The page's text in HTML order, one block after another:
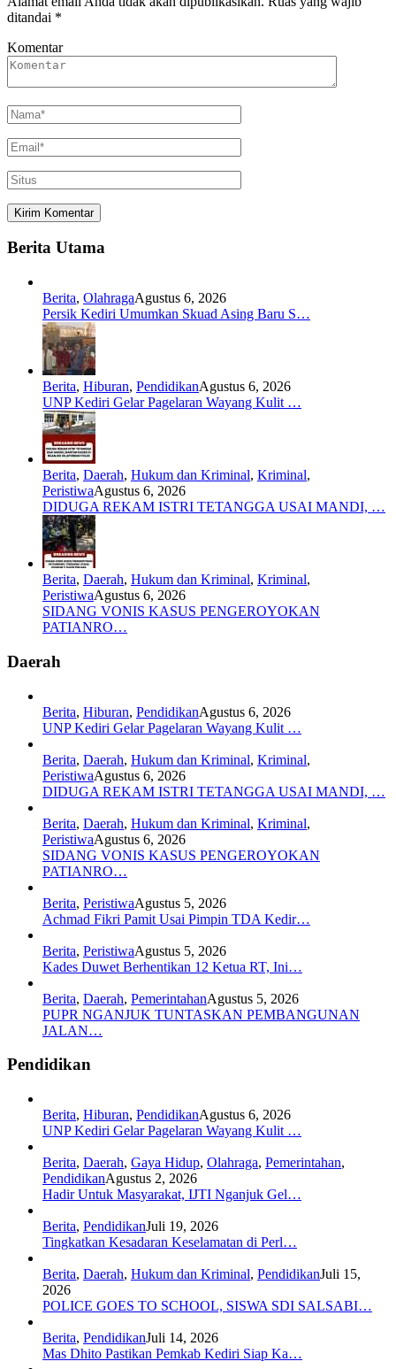
ditandai *
Komentar
Berita Utama
Berita, OlahragaAgustus 6, 2026
Persik Kediri Umumkan Skuad Asing Baru S…
Berita, Hiburan, PendidikanAgustus 6, 2026
UNP Kediri Gelar Pagelaran Wayang Kulit …
Berita, Daerah, Hukum dan Kriminal, Kriminal,
PeristiwaAgustus 6, 2026
DIDUGA REKAM ISTRI TETANGGA USAI MANDI, …
Berita, Daerah, Hukum dan Kriminal, Kriminal,
PeristiwaAgustus 6, 2026
SIDANG VONIS KASUS PENGEROYOKAN
PATIANRO…
Daerah
Berita, Hiburan, PendidikanAgustus 6, 2026
UNP Kediri Gelar Pagelaran Wayang Kulit …
Berita, Daerah, Hukum dan Kriminal, Kriminal,
PeristiwaAgustus 6, 2026
DIDUGA REKAM ISTRI TETANGGA USAI MANDI, …
Berita, Daerah, Hukum dan Kriminal, Kriminal,
PeristiwaAgustus 6, 2026
SIDANG VONIS KASUS PENGEROYOKAN
PATIANRO…
Berita, PeristiwaAgustus 5, 2026
Achmad Fikri Pamit Usai Pimpin TDA Kedir…
Berita, PeristiwaAgustus 5, 2026
Kades Duwet Berhentikan 12 Ketua RT, Ini…
Berita, Daerah, PemerintahanAgustus 5, 2026
PUPR NGANJUK TUNTASKAN PEMBANGUNAN
JALAN…
Pendidikan
Berita, Hiburan, PendidikanAgustus 6, 2026
UNP Kediri Gelar Pagelaran Wayang Kulit …
Berita, Daerah, Gaya Hidup, Olahraga, Pemerintahan,
PendidikanAgustus 2, 2026
Hadir Untuk Masyarakat, IJTI Nganjuk Gel…
Berita, PendidikanJuli 19, 2026
Tingkatkan Kesadaran Keselamatan di Perl…
Berita, Daerah, Hukum dan Kriminal, PendidikanJuli 15,
2026
POLICE GOES TO SCHOOL, SISWA SDI SALSABI…
Berita, PendidikanJuli 14, 2026
Mas Dhito Pastikan Pemkab Kediri Siap Ka…